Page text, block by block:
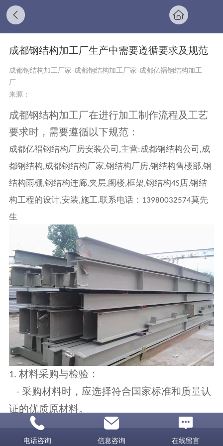
成都钢结构加工厂生产中需要遵循要求及规范
成都钢结构加工厂家-成都钢结构加工厂家-成都亿褔钢结构加工
厂
来源：
成都钢结构加工厂在进行加工制作流程及工艺
要求时，需要遵循以下规范：
成都亿褔钢结构厂房安装公司 ,主营: 成都钢结构公司 ,成
都钢结构,成都钢结构厂家,钢结构厂房,钢结构售楼部,钢
结构雨棚,钢结构连廊,夹层,阁楼,框架,钢结构4S店,钢结
构工程的设计,安装,施工.联系电话： 13980032574莫先
生
1.材料采购与检验：
-采购材料时，应选择符合国家标准和质量认
证的优质原材料。
在收到原材料后，进行严格的检验，确保符
合要求的尺寸、化学成分和物理性能。
电话咨询 信息咨询 在线留言